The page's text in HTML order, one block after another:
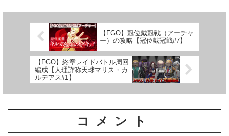
【FGO】冠位戴冠戦（アーチャ
ー）の攻略【冠位戴冠戦#7】
【FGO】終章レイドバトル周回
編成【人理詐称天球マリス・カ
ルデアス#1】
コメント